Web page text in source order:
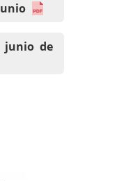
junio de